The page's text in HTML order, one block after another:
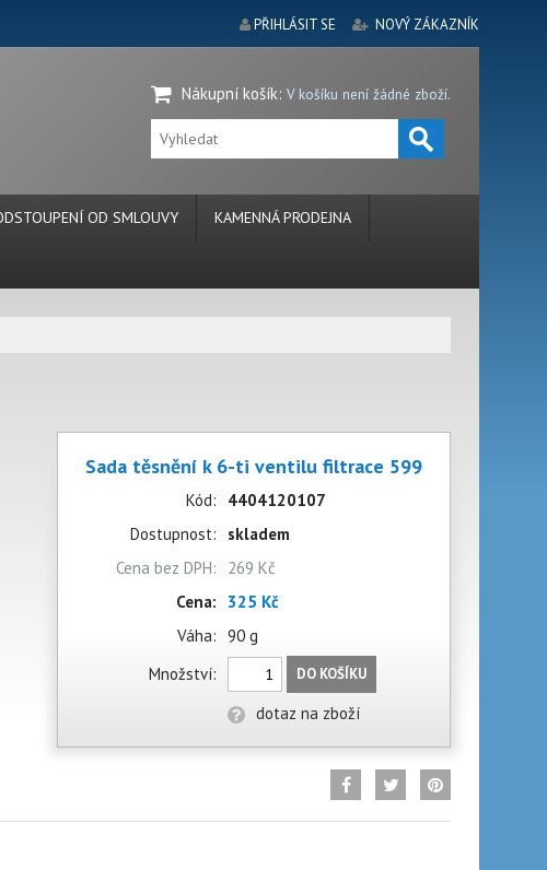
PŘIHLÁSIT SE NOVÝ ZÁKAZNÍK
Nákupní košík: V košíku není žádné zboží.
OD SMLOUVY KAMENNÁ PRODEJNA
Sada těsnění k 6-ti ventilu filtrace 599
Kód:
4404120107
Dostupnost:
skladem
Cena bez DPH:
269 Kč
Cena:
325 Kč
Váha: 90 g
Množství:
DO KOŠÍKU
dotaz na zboží